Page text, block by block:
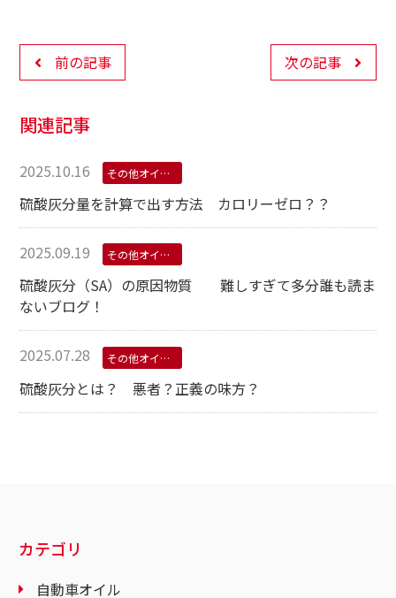
前の記事 次の記事
関連記事
2025.10.16 その他オイル学
硫酸灰分量を計算で出す方法 カロリーゼロ？？
2025.09.19 その他オイル学
硫酸灰分（SA）の原因物質 難しすぎて多分誰も読ま
ないブログ！
2025.07.28 その他オイル学
硫酸灰分とは？ 悪者？正義の味方？
カテゴリ
自動車オイル